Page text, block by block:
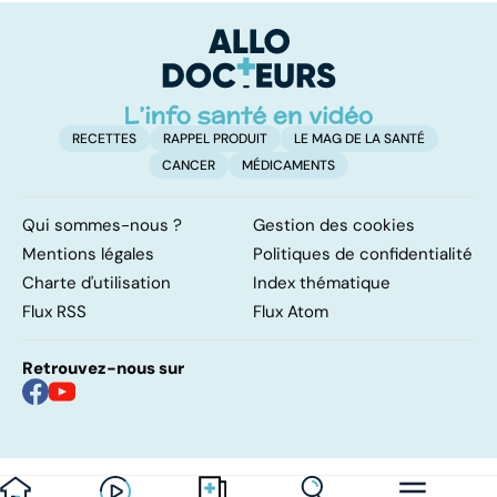
RECETTES RAPPEL PRODUIT
LE MAG DE LA SANTÉ
CANCER
MÉDICAMENTS
Qui sommes-nous ?
Gestion des cookies
Mentions légales
Politiques de confidentialité
Charte d'utilisation
Index thématique
Flux RSS
Flux Atom
Retrouvez-nous sur